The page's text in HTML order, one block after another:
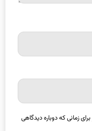
زمانی که دوباره دیدگاهی